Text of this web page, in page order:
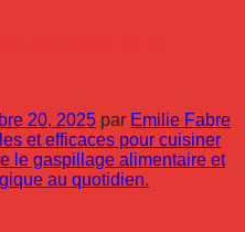
20, 2025 par Emilie Fabre